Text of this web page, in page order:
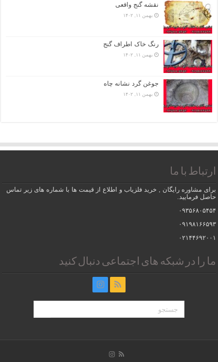
نقشه گنج واقعی
بهمن ۱۱, ۱۴۰۲
رنگ خاک اطراف گنج
بهمن ۱۱, ۱۴۰۲
جوغن گرد نشانه چاه
بهمن ۱۱, ۱۴۰۲
ارتباط با ما
برای مشاوره رایگان , خرید فلزیاب و اطلاع از قیمت ها با شماره های زیر تماس
حاصل فرمایید.
۰۹۳۵۶۸۰۵۴۵۴
۰۹۱۹۸۱۶۶۵۹۳
۰۲۱۴۴۶۹۲۰۰۱
ما را در شبکه های اجتماعی دنبال کنید